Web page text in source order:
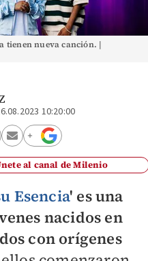
tienen nueva canción. |
10:20:00
al canal de Milenio
Esencia' es una
nacidos en
con orígenes